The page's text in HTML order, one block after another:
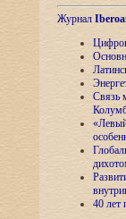
Журнал
Связь
40 лет